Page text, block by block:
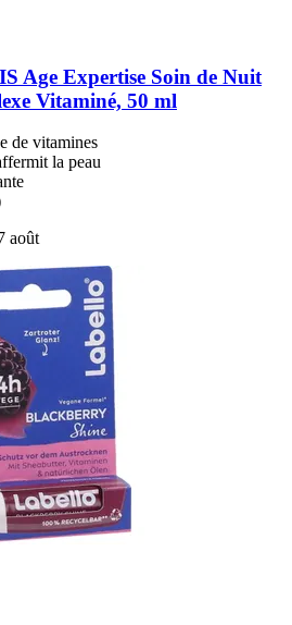
Age Expertise Soin de Nuit
Vitaminé, 50 ml
de vitamines
la peau
août